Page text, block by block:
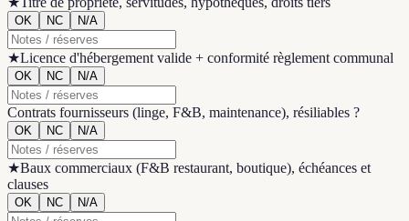
OK NC N/A
★Licence d'hébergement valide + conformité règlement communal
OK NC N/A
Contrats fournisseurs (linge, F&B, maintenance), résiliables ?
OK NC N/A
★Baux commerciaux (F&B restaurant, boutique), échéances et
clauses
OK NC N/A